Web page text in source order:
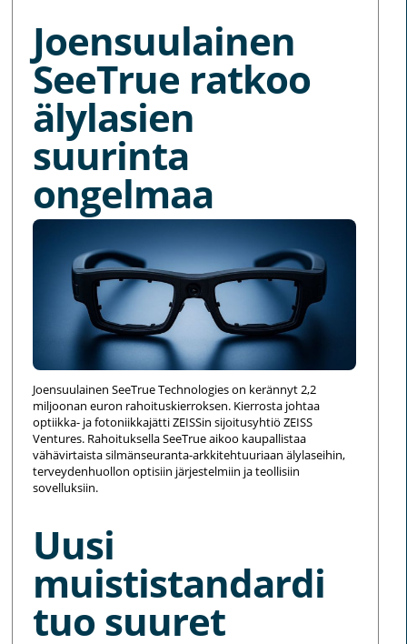
Joensuulainen
SeeTrue ratkoo
älylasien
suurinta
ongelmaa
Joensuulainen SeeTrue Technologies on kerännyt 2,2
miljoonan euron rahoituskierroksen. Kierrosta johtaa
optiikka- ja fotoniikkajätti ZEISSin sijoitusyhtiö ZEISS
Ventures. Rahoituksella SeeTrue aikoo kaupallistaa
vähävirtaista silmänseuranta-arkkitehtuuriaan älylaseihin,
terveydenhuollon optisiin järjestelmiin ja teollisiin
sovelluksiin.
Uusi
muististandardi
tuo suuret